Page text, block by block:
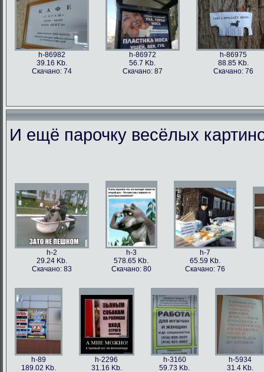
h-86982
39.16 Kb.
Скачано: 74
h-86972
56.7 Kb.
Скачано: 87
h-86975
88.85 Kb.
Скачано: 76
И ещё парочку весёлых
h-2
29.24 Kb.
Скачано: 83
h-3
578.65 Kb.
Скачано: 80
h-7
65.59 Kb.
Скачано: 76
h-89
189.02 Kb.
h-2296
31.16 Kb.
h-3160
59.73 Kb.
h-5934
31.4 Kb.